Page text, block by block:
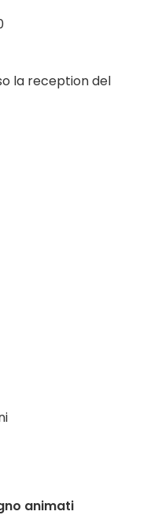
la reception del
animati